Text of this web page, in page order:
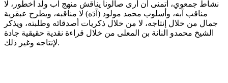
نشاط جمعوي، أتمنى أن أرى صالونا يناقش منهج آب ولد اخطور، لا
مناقب آبه، وأسلوب محمد مولود (آدَه) لا مناقبه، ويطرح عبقرية
جمال من خلال إنتاجه، لا من خلال ذكريات أصدقائه وطلبته، ويذكر
الشيخ محمدو النانة بن المعلى من خلال قراءة نقدية حقيقية جادة
لإنتاجه وغير ذلك.